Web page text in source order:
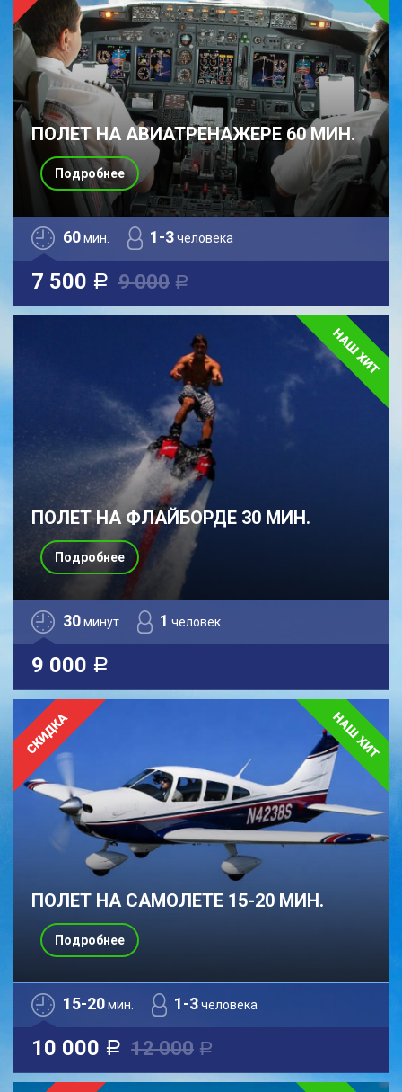
ПОЛЕТ НА АВИАТРЕНАЖЕРЕ 60 МИН.
60мин. 1-3человека
7 500 a 9 000 a
Подробнее
ПОЛЕТ НА ФЛАЙБОРДЕ 30 МИН.
30минут 1 человек
9 000 a
Подробнее
ПОЛЕТ НА САМОЛЕТЕ 15-20 МИН.
15-20мин. 1-3человека
10 000 a 12 000 a
Подробнее